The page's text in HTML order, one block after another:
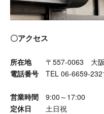
〇アクセス
所在地〒557-0063 大阪府
電話番号 TEL 06-6659-
営業時間 9:00～17:00
定休日 土日祝